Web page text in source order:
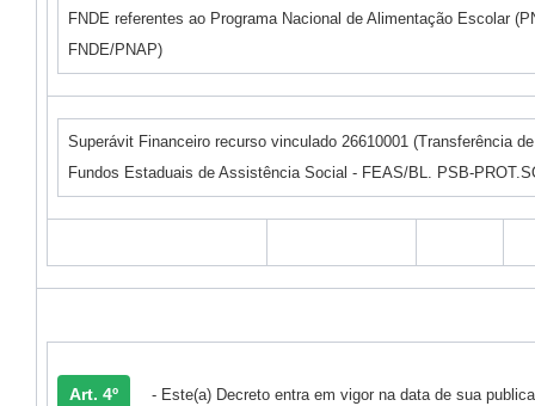
FNDE referentes ao Programa Nacional de Alimentação Escolar
FNDE/PNAP)
Superávit Financeiro recurso vinculado 26610001 (Transferência
Fundos Estaduais de Assistência Social - FEAS/BL. PSB-
Art. 4º - Este(a) Decreto entra em vigor na data de sua